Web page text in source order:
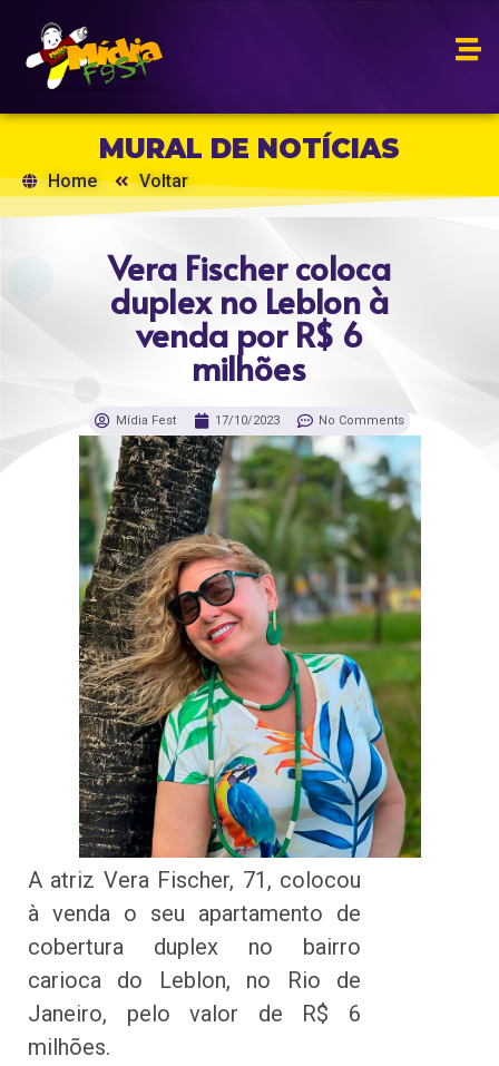
MURAL DE NOTÍCIAS
Home Voltar
Vera Fischer coloca
duplex no Leblon à
venda por R$ 6
milhões
Mídia Fest 17/10/2023 No Comments
A atriz Vera Fischer, 71, colocou
à venda o seu apartamento de
cobertura duplex no bairro
carioca do Leblon, no Rio de
Janeiro, pelo valor de R$ 6
milhões.